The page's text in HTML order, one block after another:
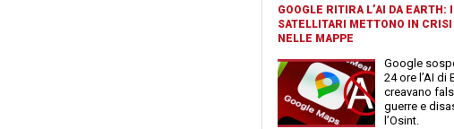
GOOGLE RITIRA L’AI DA EARTH: I
SATELLITARI METTONO IN
NELLE MAPPE
Google
24 ore l’AI di
creavano
guerre e
l’Osint.